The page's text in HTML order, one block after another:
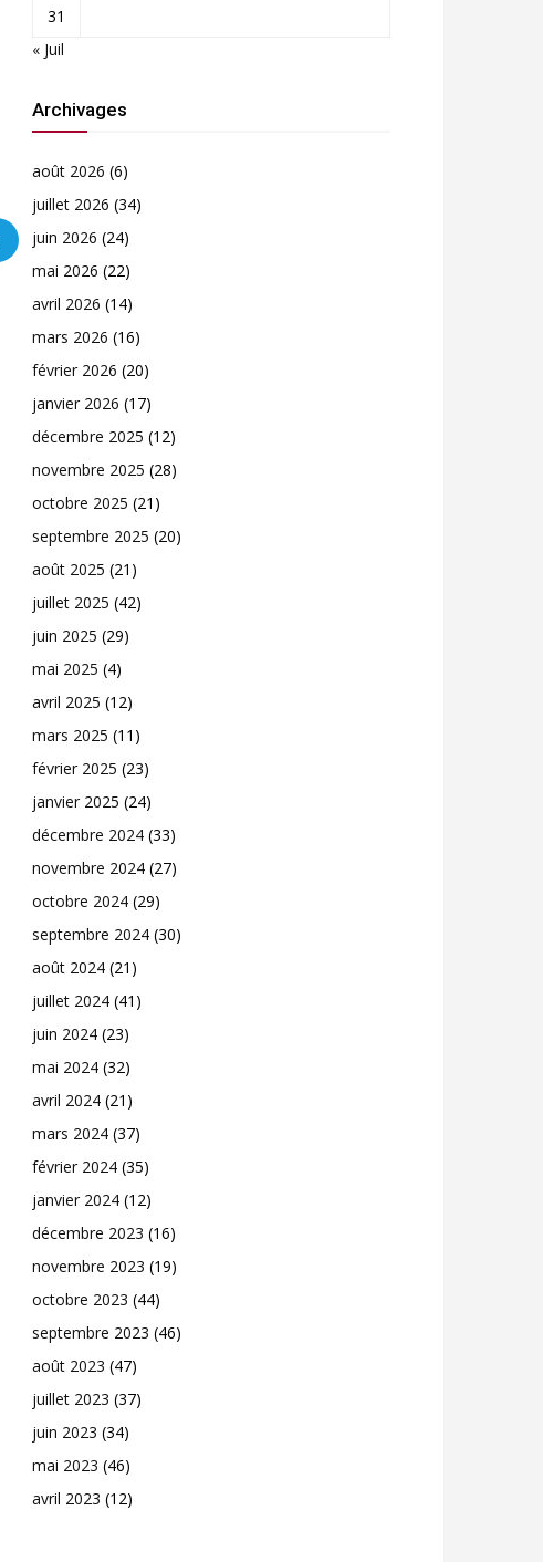
31
« Juil
Archivages
août 2026 (6)
juillet 2026 (34)
juin 2026 (24)
mai 2026 (22)
avril 2026 (14)
mars 2026 (16)
février 2026 (20)
janvier 2026 (17)
décembre 2025 (12)
novembre 2025 (28)
octobre 2025 (21)
septembre 2025 (20)
août 2025 (21)
juillet 2025 (42)
juin 2025 (29)
mai 2025 (4)
avril 2025 (12)
mars 2025 (11)
février 2025 (23)
janvier 2025 (24)
décembre 2024 (33)
novembre 2024 (27)
octobre 2024 (29)
septembre 2024 (30)
août 2024 (21)
juillet 2024 (41)
juin 2024 (23)
mai 2024 (32)
avril 2024 (21)
mars 2024 (37)
février 2024 (35)
janvier 2024 (12)
décembre 2023 (16)
novembre 2023 (19)
octobre 2023 (44)
septembre 2023 (46)
août 2023 (47)
juillet 2023 (37)
juin 2023 (34)
mai 2023 (46)
avril 2023 (12)